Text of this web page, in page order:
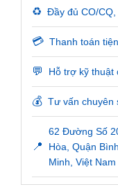
♻️ Đầy đủ CO/
💳 Thanh toán
💬 Hỗ trợ kỹ thuật
💰 Tư vấn chuyên
📍
62 Đường Số
Hòa, Quận
Minh, Việt Nam